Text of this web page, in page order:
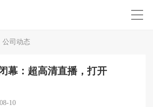
公司动态
幕：超高清直播，打开
10